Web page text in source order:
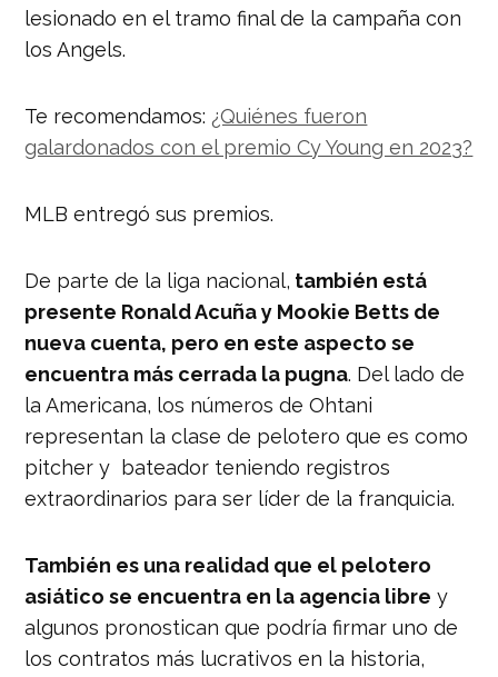
lesionado en el tramo final de la campaña con
los Angels.
Te recomendamos: ¿Quiénes fueron
galardonados con el premio Cy Young en 2023?
MLB entregó sus premios.
De parte de la liga nacional, también está
presente Ronald Acuña y Mookie Betts de
nueva cuenta, pero en este aspecto se
encuentra más cerrada la pugna. Del lado de
la Americana, los números de Ohtani
representan la clase de pelotero que es como
pitcher y bateador teniendo registros
extraordinarios para ser líder de la franquicia.
También es una realidad que el pelotero
asiático se encuentra en la agencia libre y
algunos pronostican que podría firmar uno de
los contratos más lucrativos en la historia,